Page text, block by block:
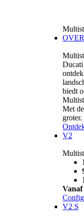
Ducati
biedt
Met
groter.
V2
Vanaf
V2 S